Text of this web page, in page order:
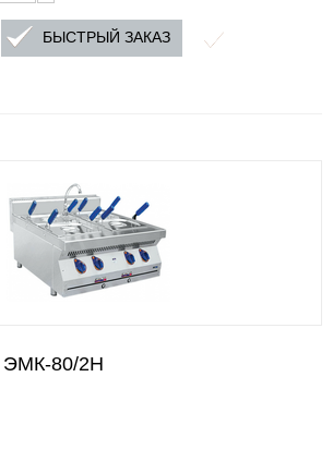
БЫСТРЫЙ ЗАКАЗ
ЭМК-80/2Н